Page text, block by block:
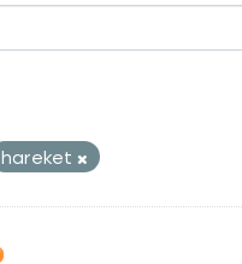
hareket